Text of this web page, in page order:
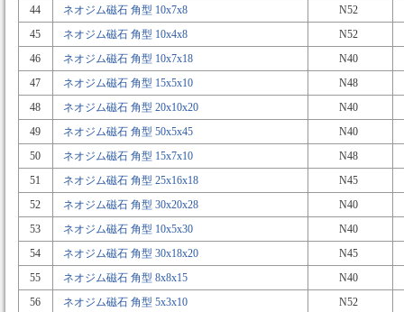
44
ネオジム磁石 角型 10x7x8
N52
45
ネオジム磁石 角型 10x4x8
N52
46
ネオジム磁石 角型 10x7x18
N40
47
ネオジム磁石 角型 15x5x10
N48
48
ネオジム磁石 角型 20x10x20
N40
49
ネオジム磁石 角型 50x5x45
N40
50
ネオジム磁石 角型 15x7x10
N48
51
ネオジム磁石 角型 25x16x18
N45
52
ネオジム磁石 角型 30x20x28
N40
53
ネオジム磁石 角型 10x5x30
N40
54
ネオジム磁石 角型 30x18x20
N45
55
ネオジム磁石 角型 8x8x15
N40
56
ネオジム磁石 角型 5x3x10
N52